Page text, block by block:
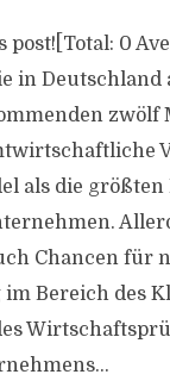
post![Total: 0
in Deutschland
zwölf
als die
Chancen für
Bereich des